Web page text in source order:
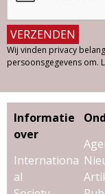
Wij vinden privacy
persoonsgegevens om.
Informatie
over
Internationa
al